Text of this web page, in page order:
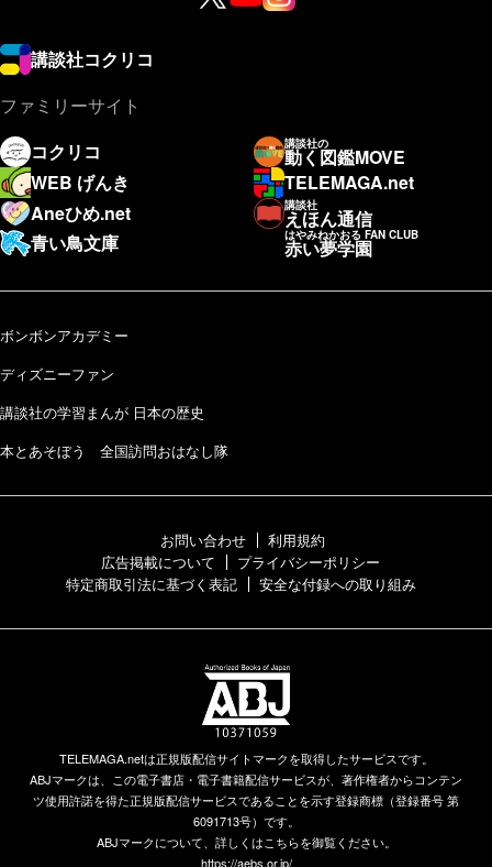
講談社コクリコ
ファミリーサイト
コクリコ
講談社の
動く図鑑MOVE
WEB げんき
TELEMAGA.net
Aneひめ.net
講談社
えほん通信
青い鳥文庫
はやみねかおる FAN CLUB
赤い夢学園
ボンボンアカデミー
ディズニーファン
講談社の学習まんが 日本の歴史
本とあそぼう 全国訪問おはなし隊
お問い合わせ
利用規約
広告掲載について
プライバシーポリシー
特定商取引法に基づく表記
安全な付録への取り組み
TELEMAGA.netは正規版配信サイトマークを取得したサービスです。
ABJマークは、この電子書店・電子書籍配信サービスが、著作権者からコンテン
ツ使用許諾を得た正規版配信サービスであることを示す登録商標（登録番号 第
6091713号）です。
ABJマークについて、詳しくはこちらを御覧ください。
https://aebs.or.jp/